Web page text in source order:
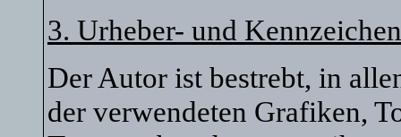
3. Urheber- und
Der Autor ist bestrebt, in
der verwendeten Grafiken,